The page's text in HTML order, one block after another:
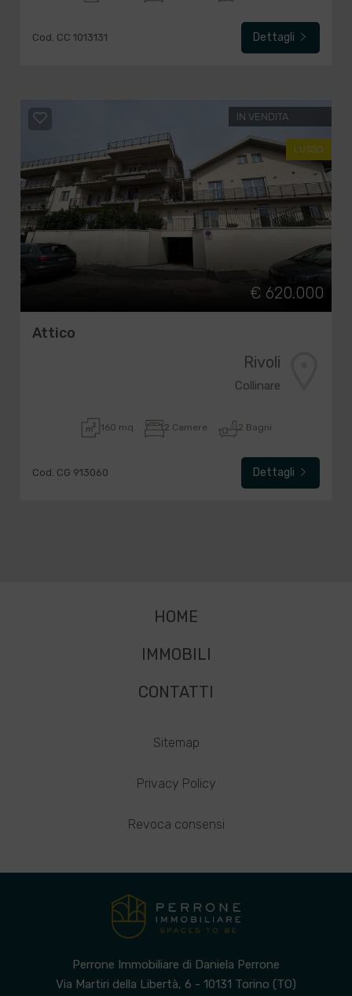
Cod. CC 1013131 Dettagli
IN VENDITA
LUSSO
€ 620.000
Attico
Rivoli
Collinare
160 mq 2 Camere 2 Bagni
Cod. CG 913060 Dettagli
HOME
IMMOBILI
CONTATTI
Sitemap
Privacy Policy
Revoca consensi
Perrone Immobiliare di Daniela Perrone
Via Martiri della Libertà, 6 - 10131 Torino (TO)